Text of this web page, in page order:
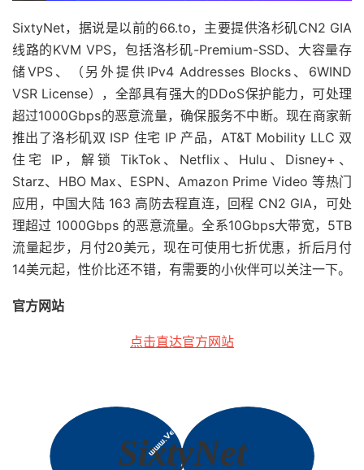
SixtyNet，据说是以前的66.to，主要提供洛杉矶CN2 GIA
线路的KVM VPS，包括洛杉矶-Premium-SSD、大容量存
储VPS、（另外提供IPv4 Addresses Blocks、6WIND
VSR License），全部具有强大的DDoS保护能力，可处理
超过1000Gbps的恶意流量，确保服务不中断。现在商家新
推出了洛杉矶双 ISP 住宅 IP 产品，AT&T Mobility LLC 双
住宅 IP，解锁 TikTok、Netflix、Hulu、Disney+、
Starz、HBO Max、ESPN、Amazon Prime Video 等热门
应用，中国大陆 163 高防去程直连，回程 CN2 GIA，可处
理超过 1000Gbps 的恶意流量。全系10Gbps大带宽，5TB
流量起步，月付20美元，现在可使用七折优惠，折后月付
14美元起，性价比还不错，有需要的小伙伴可以关注一下。
官方网站
点击直达官方网站